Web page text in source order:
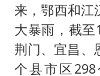
来，鄂西和江
大暴雨，截至
荆门、宜昌、
个县市区